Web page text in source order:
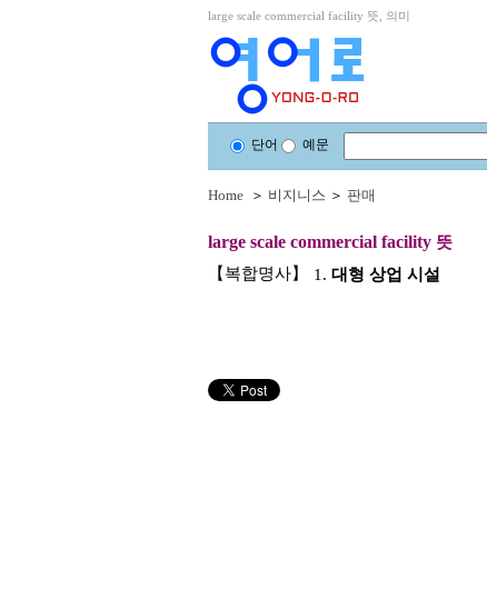
large scale commercial facility 뜻, 의미
단어 예문
Home ＞ 비지니스 ＞ 판매
large scale commercial facility 뜻
【복합명사】
1. 대형 상업 시설